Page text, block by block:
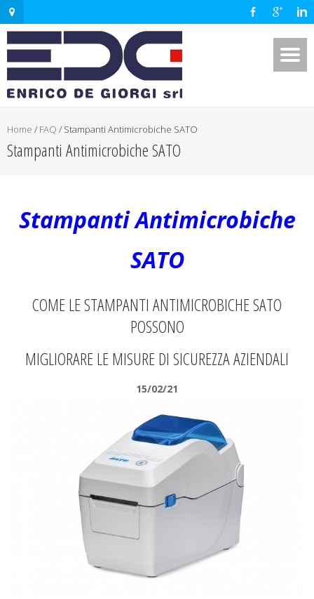
Home / FAQ / Stampanti Antimicrobiche SATO
Stampanti Antimicrobiche SATO
Stampanti Antimicrobiche
SATO
COME LE STAMPANTI ANTIMICROBICHE SATO
POSSONO
MIGLIORARE LE MISURE DI SICUREZZA AZIENDALI
15/02/21